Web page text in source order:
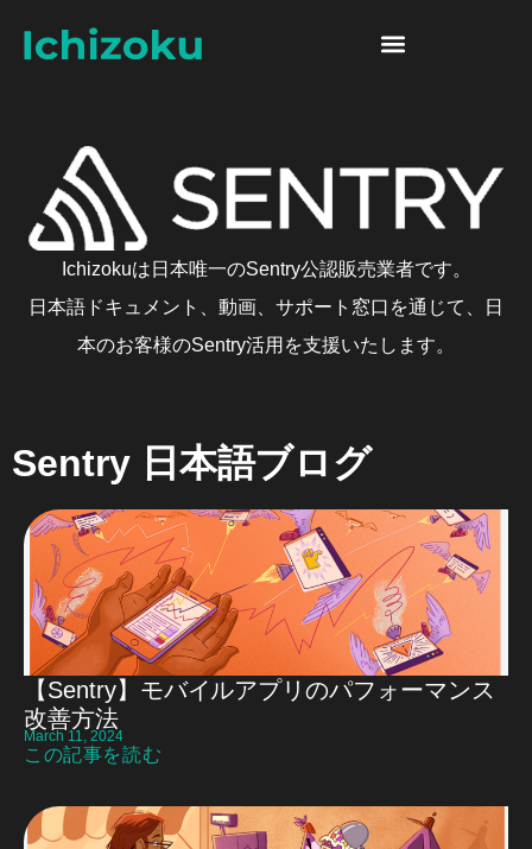
Skip to content
Ichizokuは日本唯一のSentry公認販売業者です。
日本語ドキュメント、動画、サポート窓口を通じて、日
本のお客様のSentry活用を支援いたします。
Sentry 日本語ブログ
【Sentry】モバイルアプリのパフォーマンス
改善方法
March 11, 2024
この記事を読む